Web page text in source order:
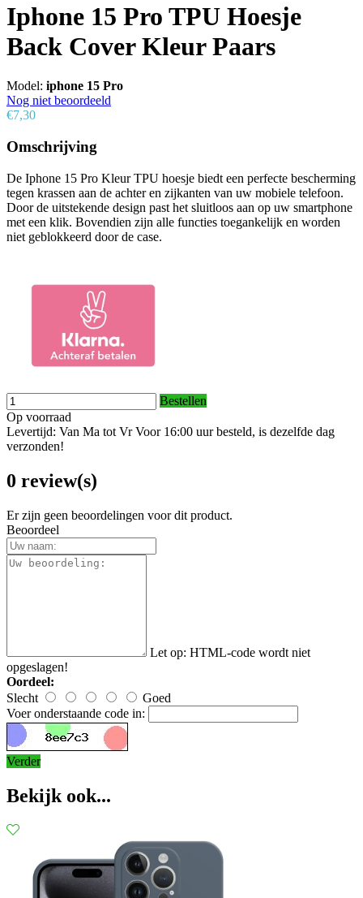
Iphone 15 Pro TPU Hoesje
Back Cover Kleur Paars
Model: iphone 15 Pro
Nog niet beoordeeld
€7,30
Omschrijving
De Iphone 15 Pro Kleur TPU hoesje biedt een perfecte bescherming
tegen krassen aan de achter en zijkanten van uw mobiele telefoon.
Door de uitstekende design past het sluitloos aan op uw smartphone
met een klik. Bovendien zijn alle functies toegankelijk en worden
niet geblokkeerd door de case.
Bestellen
Op voorraad
Levertijd: Van Ma tot Vr Voor 16:00 uur besteld, is dezelfde dag
verzonden!
0 review(s)
Er zijn geen beoordelingen voor dit product.
Beoordeel
Let op: HTML-code wordt niet
opgeslagen!
Oordeel:
Slecht
Goed
Voer onderstaande code in:
Verder
Bekijk ook...